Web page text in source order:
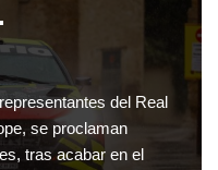
del Real
se proclaman
tras acabar en el